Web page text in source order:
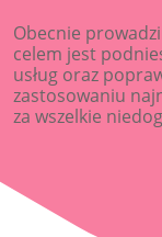
Obecnie
celem jest
usług oraz
zastosowaniu
za wszelkie